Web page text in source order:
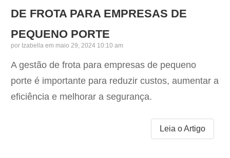
DE FROTA PARA EMPRESAS DE
PEQUENO PORTE
por Izabella em maio 29, 2024 10:10 am
A gestão de frota para empresas de pequeno
porte é importante para reduzir custos, aumentar a
eficiência e melhorar a segurança.
Leia o Artigo